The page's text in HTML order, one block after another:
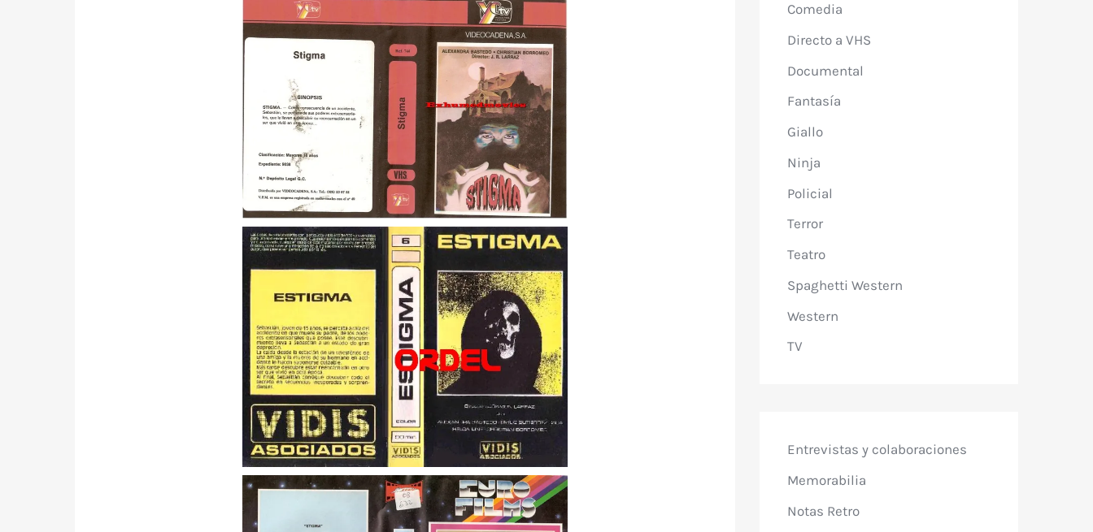
Comedia
Directo a VHS
Documental
Fantasía
Giallo
Ninja
Policial
Terror
Teatro
Spaghetti Western
Western
TV
Entrevistas y colaboraciones
Memorabilia
Notas Retro